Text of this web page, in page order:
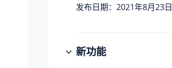
发布日期：2021年8月23日
新功能